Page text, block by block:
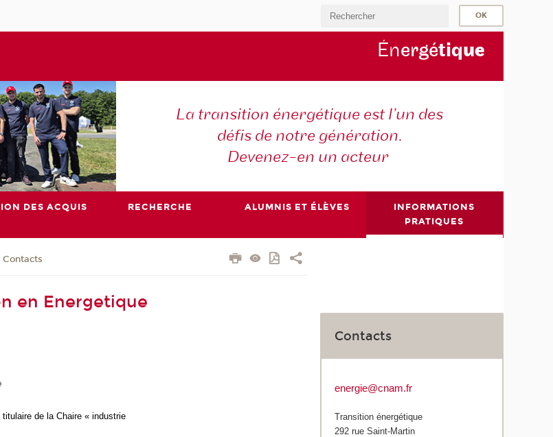
Énergétique
La transition énergétique est l’un des
défis de notre génération.
Devenez-en un acteur
DES ACQUIS RECHERCHE ALUMNIS ET ÉLÈVES
INFORMATIONS
PRATIQUES
Contacts
en Energetique
titulaire de la Chaire « industrie
Contacts
energie@cnam.fr
Transition énergétique
292 rue Saint-Martin